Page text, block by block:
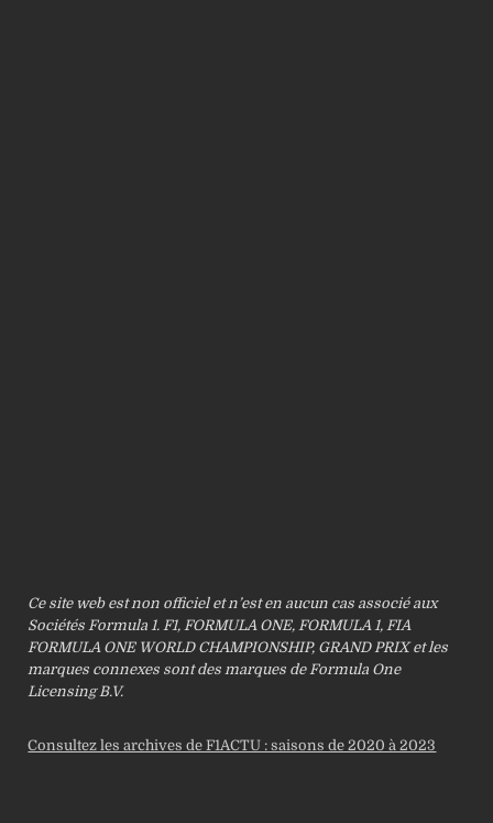
Ce site web est non officiel et n’est en aucun cas associé aux
Sociétés Formula 1. F1, FORMULA ONE, FORMULA 1, FIA
FORMULA ONE WORLD CHAMPIONSHIP, GRAND PRIX et les
marques connexes sont des marques de Formula One
Licensing B.V.
Consultez les archives de F1ACTU : saisons de 2020 à 2023